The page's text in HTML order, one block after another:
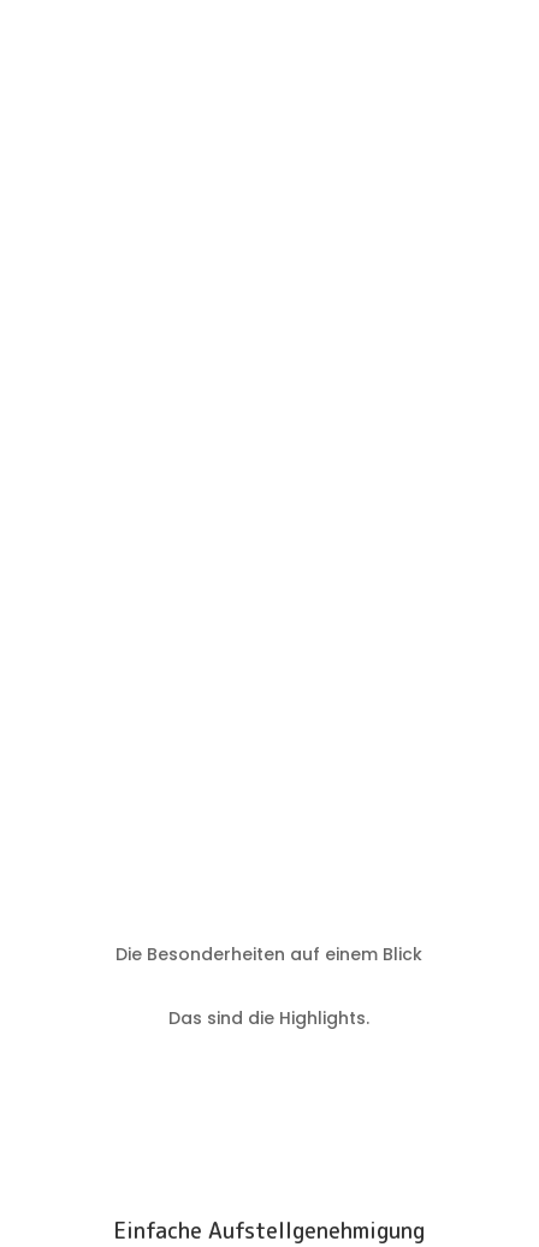
Die Besonderheiten auf einem Blick
Das sind die Highlights.
Einfache Aufstellgenehmigung